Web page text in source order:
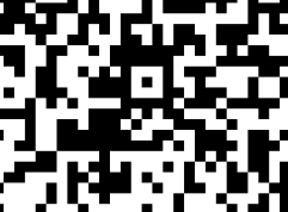
號令
茲檢
本(含